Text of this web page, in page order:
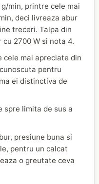
min, printre cele mai
deci livreaza abur
treceri. Talpa din
2700 W si nota 4.
cele mai apreciate din
pentru
ei distinctiva de
spre limita de sus a
presiune buna si
pentru un calcat
o greutate ceva